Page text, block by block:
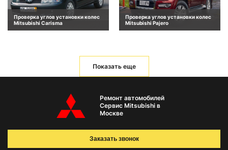
Проверка углов установки колес
Mitsubishi Carisma
Проверка углов установки колес
Mitsubishi Pajero
Показать еще
Ремонт автомобилей
Сервис Mitsubishi в
Москве
Заказать звонок